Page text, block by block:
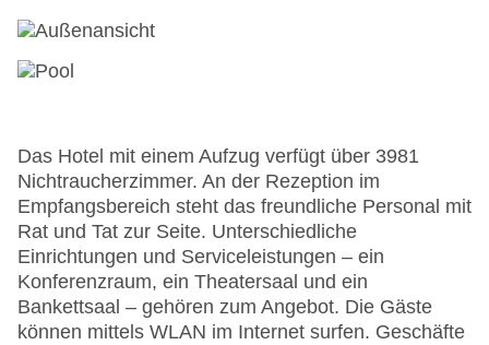
Das Hotel mit einem Aufzug verfügt über 3981
Nichtraucherzimmer. An der Rezeption im
Empfangsbereich steht das freundliche Personal mit
Rat und Tat zur Seite. Unterschiedliche
Einrichtungen und Serviceleistungen – ein
Konferenzraum, ein Theatersaal und ein
Bankettsaal – gehören zum Angebot. Die Gäste
können mittels WLAN im Internet surfen. Geschäfte